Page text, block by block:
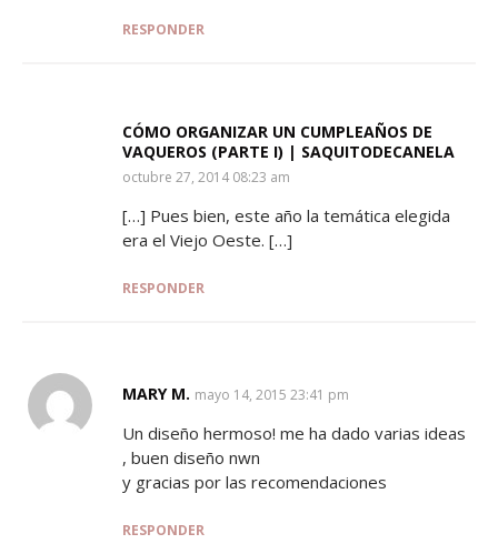
RESPONDER
CÓMO ORGANIZAR UN CUMPLEAÑOS DE
VAQUEROS (PARTE I) | SAQUITODECANELA
octubre 27, 2014 08:23 am
[…] Pues bien, este año la temática elegida
era el Viejo Oeste. […]
RESPONDER
MARY M. SAYS:
mayo 14, 2015 23:41 pm
Un diseño hermoso! me ha dado varias ideas
, buen diseño nwn
y gracias por las recomendaciones
RESPONDER